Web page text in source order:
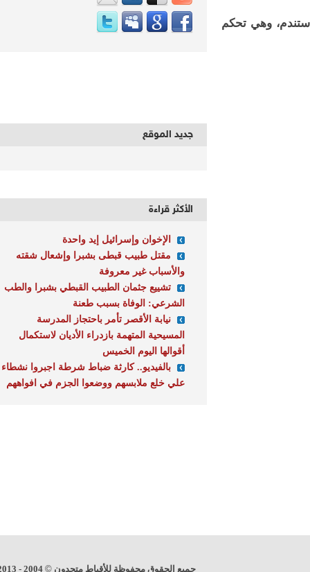
وهي تحكم
جديد الموقع
الأكثر قراءة
الإخوان وإسرائيل إيد واحدة
مقتل طبيب قبطى بشبرا وإشعال شقته
والأسباب غير معروفة
تشييع جثمان الطبيب القبطي بشبرا والطب
الشرعي: الوفاة بسبب طعنة
نيابة الأقصر تأمر باحتجاز المدرسة
المسيحية المتهمة بازدراء الأديان لاستكمال
أقوالها اليوم الخميس
بالفيديو.. كارثة ضباط شرطة اجبروا نشطاء
علي خلع ملابسهم ووضعوا الجزم في افواههم
جميع الحقوق محفوظة للأقباط متحدون©
2004 - 2013